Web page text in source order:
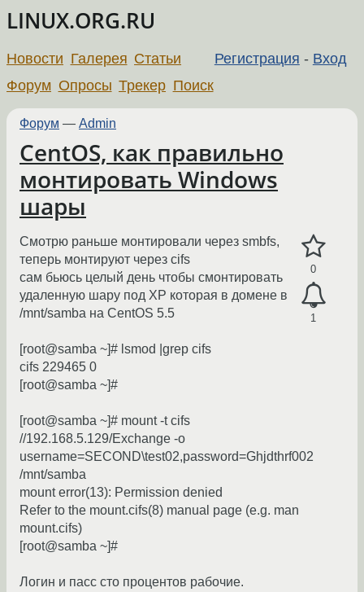
LINUX.ORG.RU
Регистрация - Вход
Новости Галерея Статьи
Форум Опросы Трекер Поиск
Форум — Admin
CentOS, как правильно
монтировать Windows
шары
0
1
Смотрю раньше монтировали через smbfs,
теперь монтируют через cifs
сам бьюсь целый день чтобы смонтировать
удаленную шару под XP которая в домене в
/mnt/samba на CentOS 5.5
[root@samba ~]# lsmod |grep cifs
cifs 229465 0
[root@samba ~]#
[root@samba ~]# mount -t cifs
//192.168.5.129/Exchange -o
username=SECOND\test02,password=Ghjdthrf002
/mnt/samba
mount error(13): Permission denied
Refer to the mount.cifs(8) manual page (e.g. man
mount.cifs)
[root@samba ~]#
Логин и пасс сто процентов рабочие.